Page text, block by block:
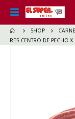
SHOP
RES CENTRO DE PECHO X